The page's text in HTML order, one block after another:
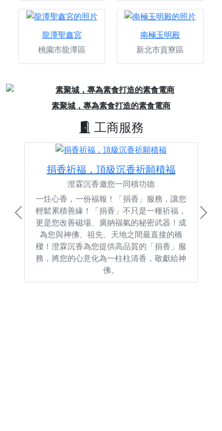
龍潭聖鑫宮
桃園市龍潭區
南極玉明殿
新北市貢寮區
素聚城，專為素食打造的素食電商
Previous
工商服務
捐香祈福，頂級沉香祈願積福
澄霖沉香邀您一同積功德
一炷心香，一份福報！「捐香」服務，讓您
輕鬆累積善緣！「捐香」不只是一種祈福，
更是您改善磁場、廣納福氣的秘密武器！成
為您與神佛、祖先、天地之間最直接的橋
樑！澄霖沉香為您提供高品質的「捐香」服
務，將您的心意化為一柱柱清香，敬獻給神
佛。
Previous Next